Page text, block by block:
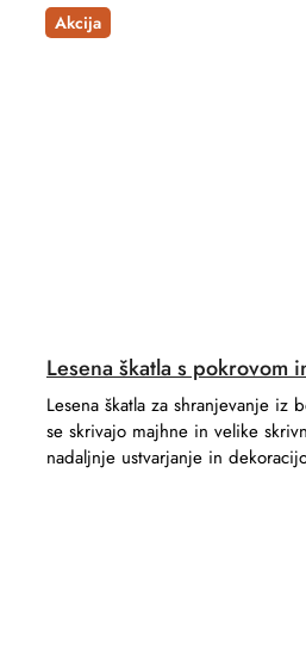
Akcija
Lesena škatla s pokrovom
Lesena škatla za shranjevanje iz
se skrivajo majhne in velike
nadaljnje ustvarjanje in